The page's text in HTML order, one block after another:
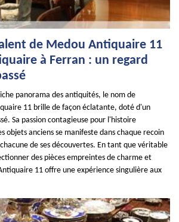
de Medou Antiquaire 11
à Ferran : un regard
panorama des antiquités, le nom de
11 brille de façon éclatante, doté d'un
Sa passion contagieuse pour l'histoire
objets anciens se manifeste dans chaque recoin
de ses découvertes. En tant que véritable
des pièces empreintes de charme et
11 offre une expérience singulière aux